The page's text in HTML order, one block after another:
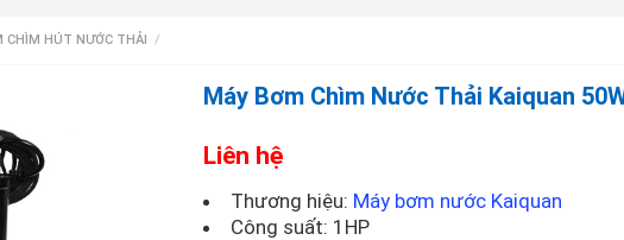
CHÌM HÚT NƯỚC THẢI /
Máy Bơm Chìm Nước Thải Kaiquan
Liên hệ
Thương hiệu: Máy bơm nước Kaiquan
Công suất: 1HP